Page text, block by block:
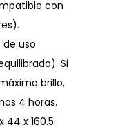
con
de uso
Si
brillo,
4 horas.
44 x 160.5